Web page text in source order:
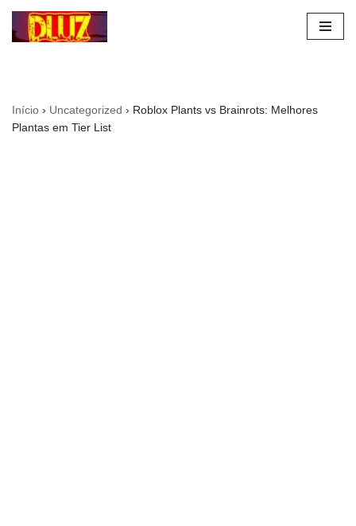
Pular
Início › Uncategorized › Roblox Plants vs Brainrots: Melhores
Plantas em Tier List